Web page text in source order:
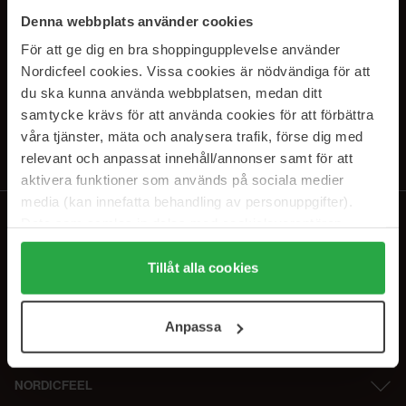
Denna webbplats använder cookies
För att ge dig en bra shoppingupplevelse använder
Nordicfeel cookies. Vissa cookies är nödvändiga för att
du ska kunna använda webbplatsen, medan ditt
samtycke krävs för att använda cookies för att förbättra
våra tjänster, mäta och analysera trafik, förse dig med
relevant och anpassat innehåll/annonser samt för att
aktivera funktioner som används på sociala medier
media (kan innefatta behandling av personuppgifter).
Genom att trycka på "Tillåt alla cookies" accepterar du
alla cookies, medan du under "Detaljer" kan anpassa
användningen av cookies. Du kan när som helst återkalla
samt vår Integritetspolicy.
Tillåt alla cookies
Anpassa
SUBSCRIBE TO OUR
NEWSLETTER
Tilaamalla hyväksyttietosuojakäytäntömme. Peruuta tilaus milloin
tahansa.
NORDICFEEL